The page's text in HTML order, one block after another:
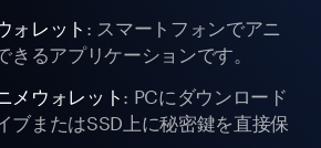
ォレット : スマートフォンでアニ
きるアプリケーションです。
メウォレット: PCにダウンロード
ブまたはSSD上に秘密鍵を直接保